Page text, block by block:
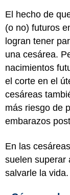
El hecho de
(o no) futuros
logran tener
una cesárea.
nacimientos
el corte en el
cesáreas
más riesgo de
embarazos
En las
suelen superar
salvarle la vida.